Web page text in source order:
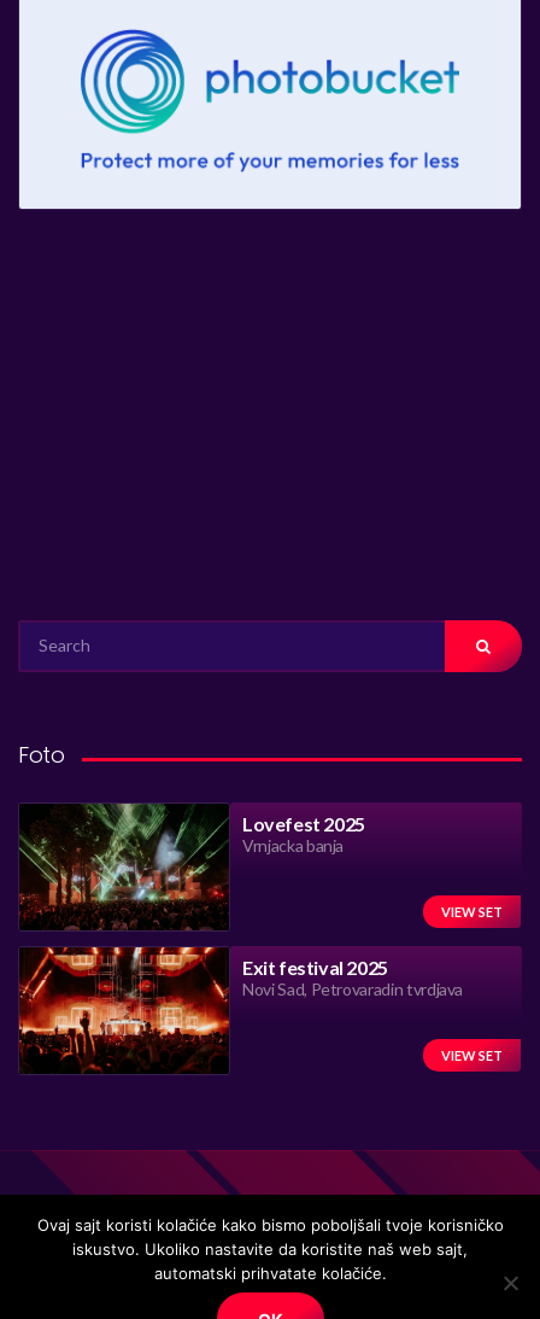
FOR:
Foto
Lovefest 2025
Vrnjacka banja
VIEW SET
Exit festival 2025
Novi Sad, Petrovaradin tvrdjava
VIEW SET
Handmade in Serbia 15 years ago, while listening to the great
Ovaj sajt koristi kolačiće kako bismo poboljšali tvoje korisničko
iskustvo. Ukoliko nastavite da koristite naš web sajt,
automatski prihvatate kolačiće.